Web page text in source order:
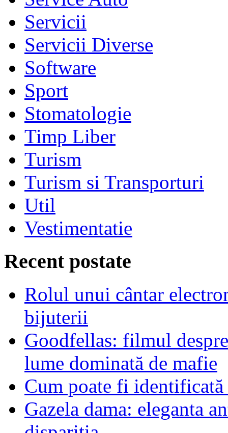
Servicii
Servicii Diverse
Software
Sport
Stomatologie
Timp Liber
Turism
Turism si Transporturi
Util
Vestimentatie
Recent postate
Rolul unui cântar
bijuterii
Goodfellas: filmul
lume dominată de mafie
Cum poate fi identificată
Gazela dama: eleganta